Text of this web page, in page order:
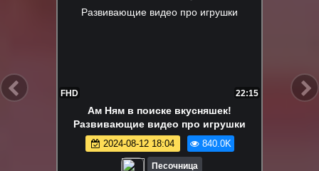
FHD 21:55
Ам Ням играет в съедобное-
несъедобное! 😋 Игры и развивающее
видео про игрушки Om Nom
2024-08-13 15:03 815.3K
Песочница